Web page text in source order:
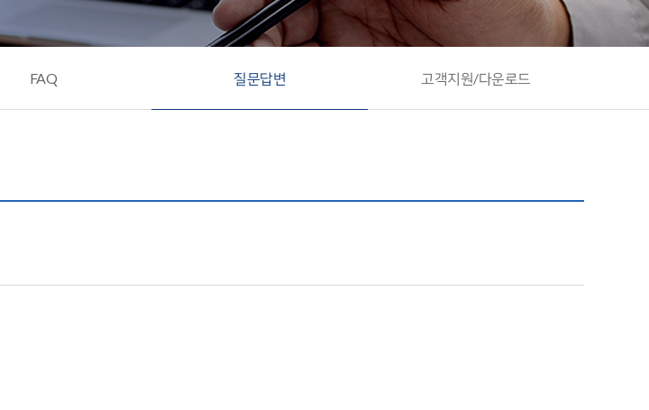
FAQ 질문답변 고객지원/다운로드